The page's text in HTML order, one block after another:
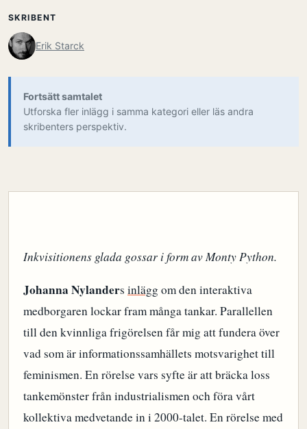
Inkvisitionens glada gossar i form av Monty Python.
Johanna Nylanders inlägg om den interaktiva
medborgaren lockar fram många tankar. Parallellen
till den kvinnliga frigörelsen får mig att fundera över
vad som är informationssamhällets motsvarighet till
feminismen. En rörelse vars syfte är att bräcka loss
tankemönster från industrialismen och föra vårt
kollektiva medvetande in i 2000-talet. En rörelse med
SKRIBENT
Erik Starck
Fortsätt samtalet
Utforska fler inlägg i samma kategori eller läs andra
skribenters perspektiv.